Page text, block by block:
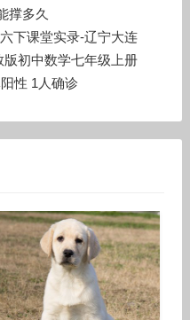
撑多久
下课堂实录-辽宁大连
版初中数学七年级上册
性 1人确诊